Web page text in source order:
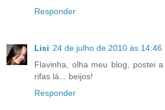
Responder
Lisi 24 de julho de 2010 às 14:46
Flavinha, olha meu blog, postei
rifas lá... beijos!
Responder